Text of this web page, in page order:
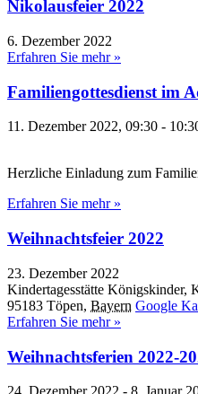
Nikolausfeier 2022
6. Dezember 2022
Erfahren Sie mehr »
Familiengottesdienst im
11. Dezember 2022, 09:30 -
Herzliche Einladung zum
Erfahren Sie mehr »
Weihnachtsfeier 2022
23. Dezember 2022
Kindertagesstätte Königskinder,
95183 Töpen, Bayern Google
Erfahren Sie mehr »
Weihnachtsferien 2022-